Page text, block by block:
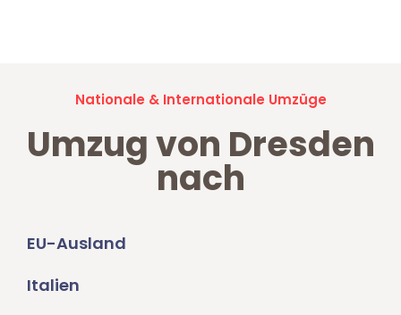
Nationale & Internationale Umzüge
Umzug von Dresden
nach
EU-Ausland
Italien